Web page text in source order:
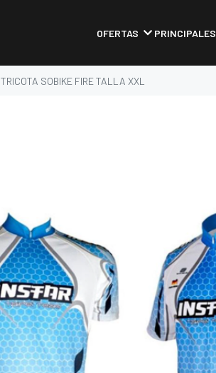
OFERTAS PRINCIPALES
TRICOTA SOBIKE FIRE TALLA XXL